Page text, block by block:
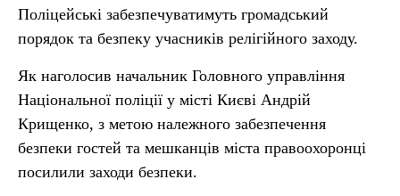
Поліцейські забезпечуватимуть громадський
порядок та безпеку учасників релігійного заходу.
Як наголосив начальник Головного управління
Національної поліції у місті Києві Андрій
Крищенко, з метою належного забезпечення
безпеки гостей та мешканців міста правоохоронці
посилили заходи безпеки.